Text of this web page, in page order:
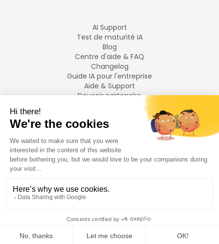
AI Support
Test de maturité IA
Blog
Centre d'aide & FAQ
Changelog
Guide IA pour l'entreprise
Aide & Support
Devenir partenaire
LANGUES
Français
English
2026Swiftask. Tous droits réservés.